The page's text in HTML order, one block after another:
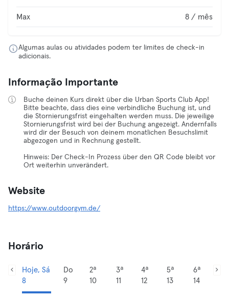
Max 8 / mês
Algumas aulas ou atividades podem ter limites de check-in
adicionais.
Informação Importante
Buche deinen Kurs direkt über die Urban Sports Club App!
Bitte beachte, dass dies eine verbindliche Buchung ist, und
die Stornierungsfrist eingehalten werden muss. Die jeweilige
Stornierungsfrist wird bei der Buchung angezeigt. Andernfalls
wird dir der Besuch von deinem monatlichen Besuchslimit
abgezogen und in Rechnung gestellt.
Hinweis: Der Check-In Prozess über den QR Code bleibt vor
Ort weiterhin unverändert.
Website
https://www.outdoorgym.de/
Horário
Hoje, Sá
8
Do
9
2ª
10
3ª
11
4ª
12
5ª
13
6ª
14